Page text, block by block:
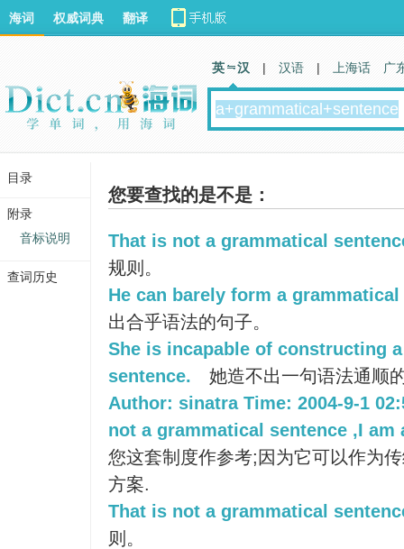
您要查找的是不是：
That is not a grammatical
规则。
He can barely form a
出合乎语法的句子。
She is incapable of constructing
sentence.
她造不出一句语法通顺
Author: sinatra Time: 2004-9-1
not a grammatical sentence ,I am
您这套制度作参考;因为它可以作为
方案.
That is not a grammatical
则。
海词 权威词典 翻译
英 汉 | 汉语 | 上海话 广
目录
附录
音标说明
查词历史